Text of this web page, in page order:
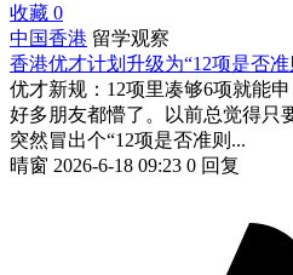
收藏 0
中国香港 留学观察
香港优才计划升级为“12项是否
优才新规：12项里凑够6项就能
好多朋友都懵了。以前总觉得只
突然冒出个“12项是否准则...
晴窗 2026-6-18 09:23 0 回复